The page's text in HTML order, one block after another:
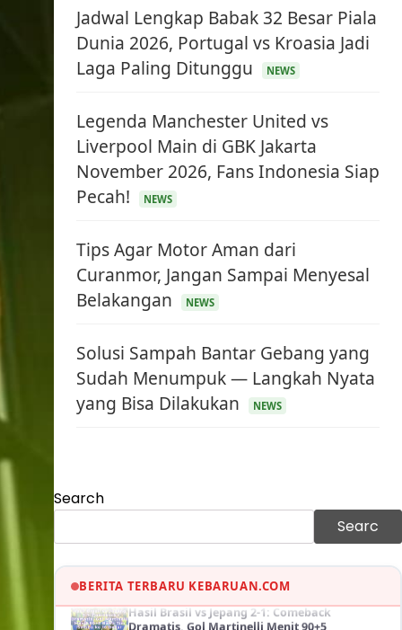
Jadwal Lengkap Babak 32 Besar Piala
Dunia 2026, Portugal vs Kroasia Jadi
Laga Paling Ditunggu
NEWS
Legenda Manchester United vs
Liverpool Main di GBK Jakarta
November 2026, Fans Indonesia Siap
Pecah!
NEWS
Tips Agar Motor Aman dari
Curanmor, Jangan Sampai Menyesal
Belakangan
NEWS
Solusi Sampah Bantar Gebang yang
Sudah Menumpuk — Langkah Nyata
yang Bisa Dilakukan
NEWS
Search
Searc
BERITA TERBARU KEBARUAN.COM
KEUANGAN & INVESTASI
Perampokan Bank dengan Konspirasi
Hasil Brasil vs Jepang 2-1: Comeback
Dramatis, Gol Martinelli Menit 90+5
30 Juni 2026